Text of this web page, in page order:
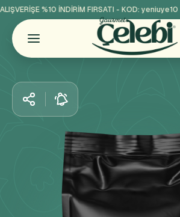
%10 İNDİRİM FIRSATI - KOD:yeniuye10